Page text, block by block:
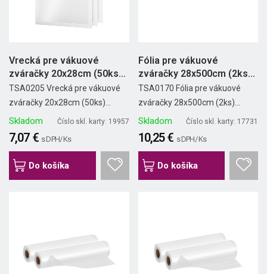
Vrecká pre vákuové
zváračky 20x28cm (50ks)
TEESA
TSA0205 Vrecká pre vákuové
zváračky 20x28cm (50ks)...
Skladom Číslo skl. karty: 19957
7,07 € s DPH/ Ks
Do košíka
Fólia pre vákuové
zváračky 28x500cm (2ks)
TEESA
TSA0170 Fólia pre vákuové
zváračky 28x500cm (2ks)...
Skladom Číslo skl. karty: 17731
10,25 € s DPH/ Ks
Do košíka